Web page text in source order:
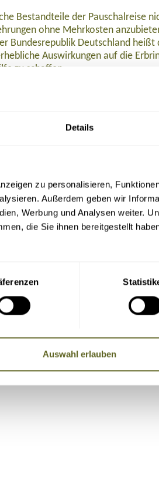
Details
zu personalisieren,
Außerdem geben wir
Werbung und Analysen weiter.
die Sie ihnen bereitgestellt
Auswahl erlauben
ab November 2026: 109,- Euro), 129,-
und E-Mail-Adresse an
E-Mail-Adresse)
Bestandteile der Pauschalreise
ohne Mehrkosten
Bundesrepublik Deutschland heißt
Auswirkungen auf die
zu schaffen.
und/oder Schadenersatz, wenn
wenn dieser sich in
– in einigen Mitgliedstaaten – des
einschlägig, des
die Rückbeförderung der
S.A. de Seguros y Reaseguros
Palma de Mallorca, Tel. (0034)
Insolvenz von Aguamonte
in das nationale Recht